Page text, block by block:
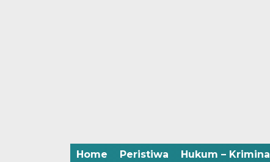
Home Peristiwa Hukum – Kriminal
Selasa, 23 Mei 2023 - 10:51 WIB